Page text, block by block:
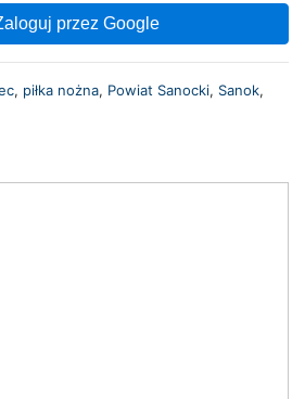
przez Google
, piłka nożna, Powiat Sanocki, Sanok,